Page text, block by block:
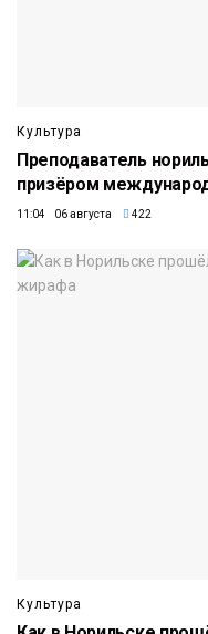
Культура
Преподаватель
призёром
11:04 06 августа 422
Культура